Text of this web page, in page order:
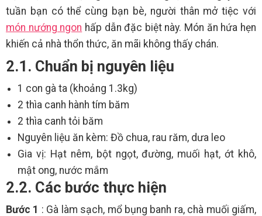
tuần bạn có thể cùng bạn bè, người thân mở tiệc với
món nướng ngon hấp dẫn đặc biệt này. Món ăn hứa hẹn
khiến cả nhà thổn thức, ăn mãi không thấy chán.
2.1. Chuẩn bị nguyên liệu
1 con gà ta (khoảng 1.3kg)
2 thìa canh hành tím băm
2 thìa canh tỏi băm
Nguyên liệu ăn kèm: Đồ chua, rau răm, dưa leo
Gia vị: Hạt nêm, bột ngọt, đường, muối hạt, ớt khô,
mật ong, nước mắm
2.2. Các bước thực hiện
Bước 1 : Gà làm sạch, mổ bụng banh ra, chà muối giấm,